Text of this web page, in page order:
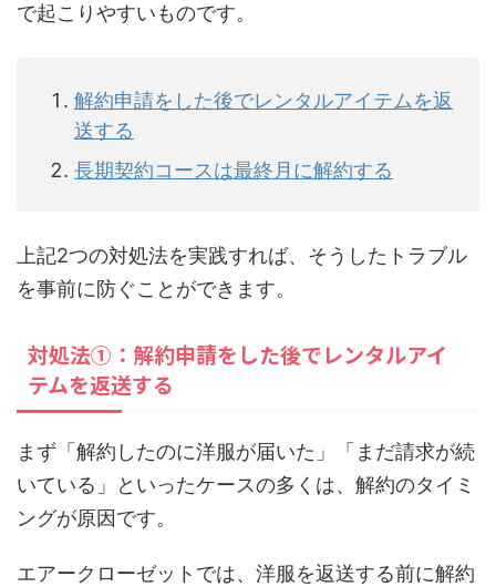
で起こりやすいものです。
解約申請をした後でレンタルアイテムを返
送する
長期契約コースは最終月に解約する
上記2つの対処法を実践すれば、そうしたトラブル
を事前に防ぐことができます。
対処法①：解約申請をした後でレンタルアイ
テムを返送する
まず「解約したのに洋服が届いた」「まだ請求が続
いている」といったケースの多くは、解約のタイミ
ングが原因です。
エアークローゼットでは、洋服を返送する前に解約